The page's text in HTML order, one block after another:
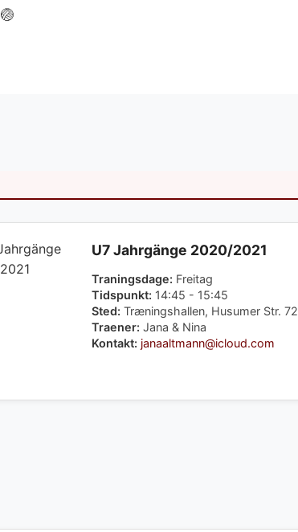
🏐
U7 Jahrgänge 2020/2021
Traningsdage: Freitag
Tidspunkt: 14:45 - 15:45
Sted: Træningshallen, Husumer Str. 72
Traener: Jana & Nina
Kontakt: janaaltmann@icloud.com